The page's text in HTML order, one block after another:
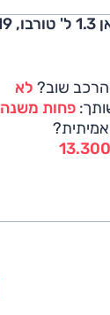
שוב? לא
פחות משנה